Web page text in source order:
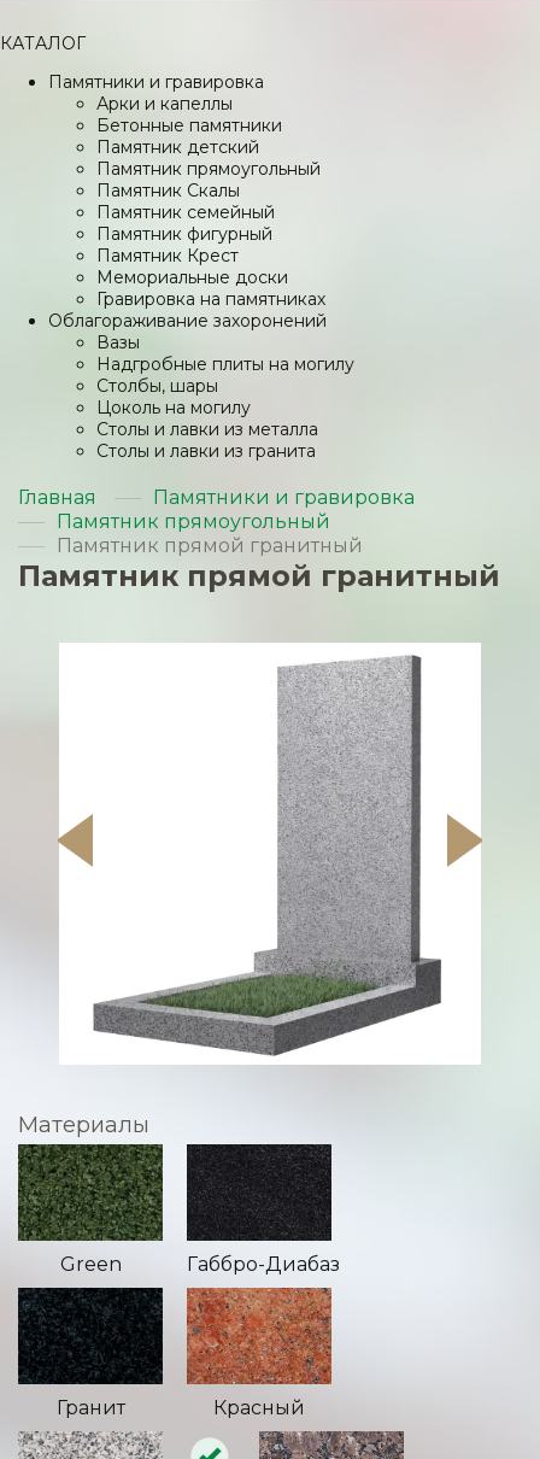
КАТАЛОГ
Памятники и гравировка
Арки и капеллы
Бетонные памятники
Памятник детский
Памятник прямоугольный
Памятник Скалы
Памятник семейный
Памятник фигурный
Памятник Крест
Мемориальные доски
Гравировка на памятниках
Облагораживание захоронений
Вазы
Надгробные плиты на могилу
Столбы, шары
Цоколь на могилу
Столы и лавки из металла
Столы и лавки из гранита
Главная
Памятники и гравировка
Памятник прямоугольный
Памятник прямой гранитный
Памятник прямой гранитный
Материалы
Green Габбро-Диабаз
Гранит Красный